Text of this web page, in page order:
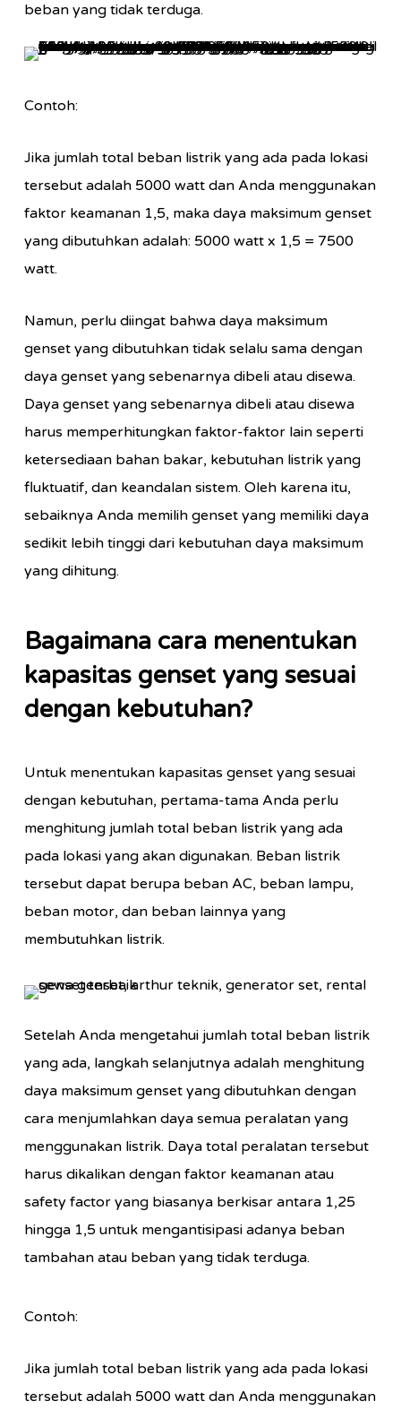
beban yang tidak terduga.
Contoh:
Jika jumlah total beban listrik yang ada pada lokasi
tersebut adalah 5000 watt dan Anda menggunakan
faktor keamanan 1,5, maka daya maksimum genset
yang dibutuhkan adalah: 5000 watt x 1,5 = 7500
watt.
Namun, perlu diingat bahwa daya maksimum
genset yang dibutuhkan tidak selalu sama dengan
daya genset yang sebenarnya dibeli atau disewa.
Daya genset yang sebenarnya dibeli atau disewa
harus memperhitungkan faktor-faktor lain seperti
ketersediaan bahan bakar, kebutuhan listrik yang
fluktuatif, dan keandalan sistem. Oleh karena itu,
sebaiknya Anda memilih genset yang memiliki daya
sedikit lebih tinggi dari kebutuhan daya maksimum
yang dihitung.
Bagaimana cara menentukan
kapasitas genset yang sesuai
dengan kebutuhan?
Untuk menentukan kapasitas genset yang sesuai
dengan kebutuhan, pertama-tama Anda perlu
menghitung jumlah total beban listrik yang ada
pada lokasi yang akan digunakan. Beban listrik
tersebut dapat berupa beban AC, beban lampu,
beban motor, dan beban lainnya yang
membutuhkan listrik.
Setelah Anda mengetahui jumlah total beban listrik
yang ada, langkah selanjutnya adalah menghitung
daya maksimum genset yang dibutuhkan dengan
cara menjumlahkan daya semua peralatan yang
menggunakan listrik. Daya total peralatan tersebut
harus dikalikan dengan faktor keamanan atau
safety factor yang biasanya berkisar antara 1,25
hingga 1,5 untuk mengantisipasi adanya beban
tambahan atau beban yang tidak terduga.
Contoh:
Jika jumlah total beban listrik yang ada pada lokasi
tersebut adalah 5000 watt dan Anda menggunakan